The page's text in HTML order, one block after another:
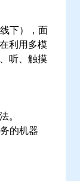
下），面
利用多模
听、触摸
。
的机器